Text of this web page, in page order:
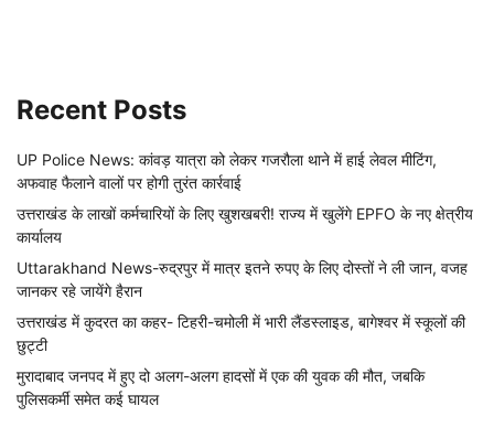
Recent Posts
UP Police News: कांवड़ यात्रा को लेकर गजरौला थाने में हाई लेवल मीटिंग,
अफवाह फैलाने वालों पर होगी तुरंत कार्रवाई
उत्तराखंड के लाखों कर्मचारियों के लिए खुशखबरी! राज्य में खुलेंगे EPFO के नए क्षेत्रीय
कार्यालय
Uttarakhand News-रुद्रपुर में मात्र इतने रुपए के लिए दोस्तों ने ली जान, वजह
जानकर रहे जायेंगे हैरान
उत्तराखंड में कुदरत का कहर- टिहरी-चमोली में भारी लैंडस्लाइड, बागेश्वर में स्कूलों की
छुट्टी
मुरादाबाद जनपद में हुए दो अलग-अलग हादसों में एक की युवक की मौत, जबकि
पुलिसकर्मी समेत कई घायल